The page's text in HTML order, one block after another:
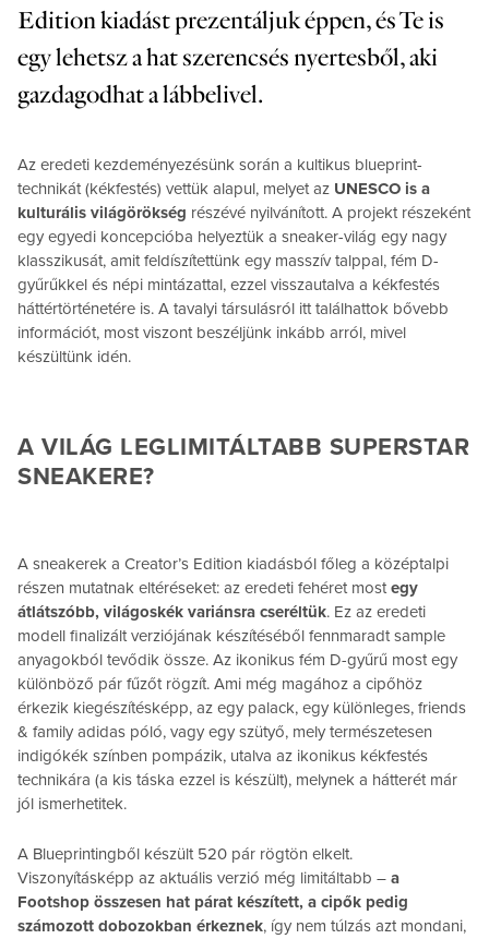
Edition kiadást prezentáljuk éppen, és Te is
egy lehetsz a hat szerencsés nyertesből, aki
gazdagodhat a lábbelivel.
Az eredeti kezdeményezésünk során a kultikus blueprint-
technikát (kékfestés) vettük alapul, melyet az UNESCO is a
kulturális világörökség részévé nyilvánított. A projekt részeként
egy egyedi koncepcióba helyeztük a sneaker-világ egy nagy
klasszikusát, amit feldíszítettünk egy masszív talppal, fém D-
gyűrűkkel és népi mintázattal, ezzel visszautalva a kékfestés
háttértörténetére is. A tavalyi társulásról itt találhattok bővebb
információt, most viszont beszéljünk inkább arról, mivel
készültünk idén.
A VILÁG LEGLIMITÁLTABB SUPERSTAR
SNEAKERE?
A sneakerek a Creator’s Edition kiadásból főleg a középtalpi
részen mutatnak eltéréseket: az eredeti fehéret mostegy
átlátszóbb, világoskék variánsra cseréltük. Ez az eredeti
modell finalizált verziójának készítéséből fennmaradt sample
anyagokból tevődik össze. Az ikonikus fém D-gyűrű most egy
különböző pár fűzőt rögzít. Ami még magához a cipőhöz
érkezik kiegészítésképp, az egy palack, egy különleges, friends
& family adidas póló, vagy egy szütyő, mely természetesen
indigókék színben pompázik, utalva az ikonikus kékfestés
technikára (a kis táska ezzel is készült), melynek a hátterét már
jól ismerhetitek.
A Blueprintingből készült 520 pár rögtön elkelt.
Viszonyításképp az aktuális verzió még limitáltabb – a
Footshop összesen hat párat készített, a cipők pedig
számozott dobozokban érkeznek, így nem túlzás azt mondani,